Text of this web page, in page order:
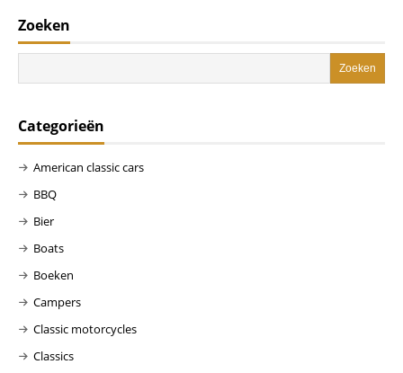
Zoeken
Categorieën
American classic cars
BBQ
Bier
Boats
Boeken
Campers
Classic motorcycles
Classics